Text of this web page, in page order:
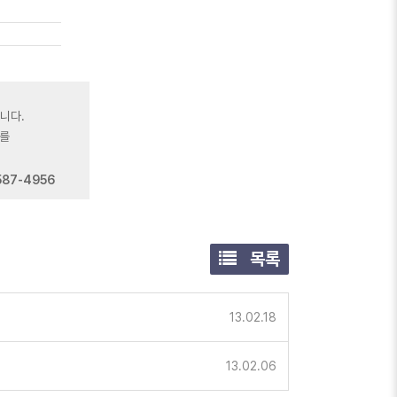
다.
를
4956
목록
13.02.18
13.02.06